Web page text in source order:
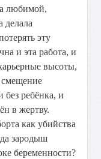
любимой,
делала
эту
и эта работа, и
высоты,
смещение
без ребёнка, и
в жертву.
как убийства
зародыш
беременности?